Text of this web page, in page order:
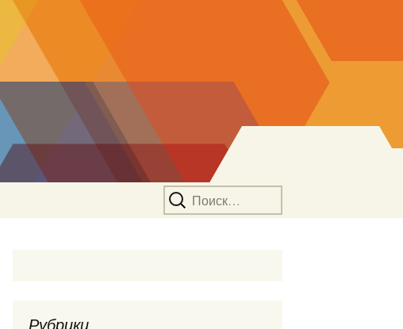
Найти:
Рубрики